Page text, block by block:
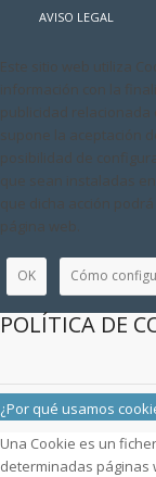
AVISO LEGAL
Este sitio web utiliza
información con la
publicidad relacionada
supone la aceptación
posibilidad de
que sean instaladas
que dicha acción
página web.
OK Cómo
POLÍTICA DE
¿Por qué usamos
Una Cookie es un
determinadas páginas